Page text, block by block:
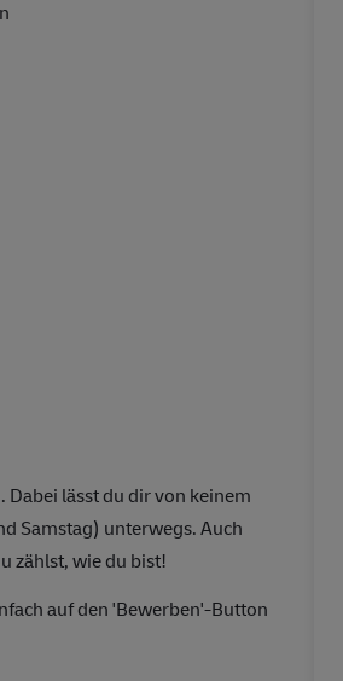
lässt du dir von keinem
Samstag) unterwegs. Auch
zählst, wie du bist!
auf den 'Bewerben'-Button